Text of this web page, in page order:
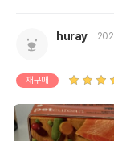
huray
재구매